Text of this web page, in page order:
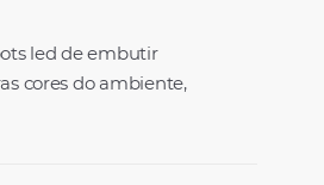
led de embutir
cores do ambiente,